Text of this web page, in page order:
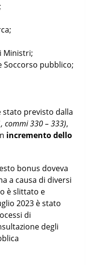
Ministri;
Soccorso pubblico;
stato previsto dalla
commi 330 – 333),
incremento dello
bonus doveva
a causa di diversi
è slittato e
2023 è stato
di
degli